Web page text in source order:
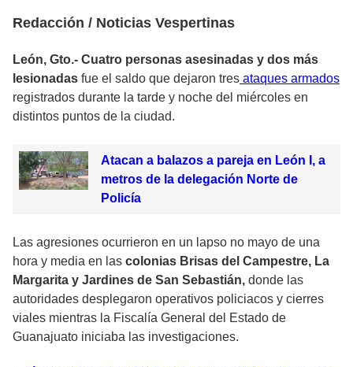
Redacción / Noticias Vespertinas
León, Gto.- Cuatro personas asesinadas y dos más
lesionadas fue el saldo que dejaron tres ataques armados
registrados durante la tarde y noche del miércoles en
distintos puntos de la ciudad.
Atacan a balazos a pareja en León I, a
metros de la delegación Norte de
Policía
Las agresiones ocurrieron en un lapso no mayo de una
hora y media en las colonias Brisas del Campestre, La
Margarita y Jardines de San Sebastián, donde las
autoridades desplegaron operativos policiacos y cierres
viales mientras la Fiscalía General del Estado de
Guanajuato iniciaba las investigaciones.